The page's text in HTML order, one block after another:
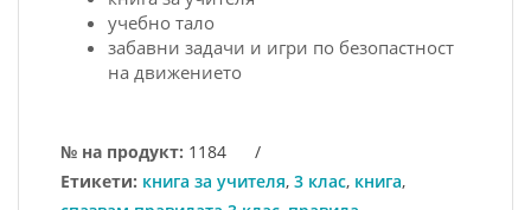
учебно тало
забавни задачи и игри по безопастност
на движението
№ на продукт: 1184
/
Етикети: книга за учителя, 3 клас, книга,